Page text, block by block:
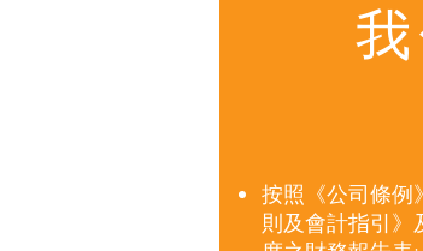
按照《公司條例
則及會計指引